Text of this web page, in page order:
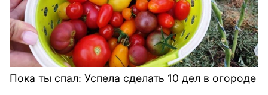
Пока ты спал: Успела сделать 10 дел в огороде